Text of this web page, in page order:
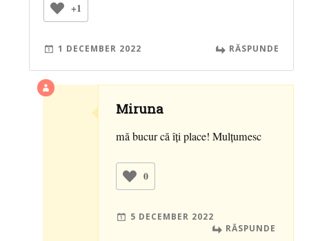
+1
1 DECEMBER 2022 RĂSPUNDE
Miruna
mă bucur că îți place! Mulțumesc
0
5 DECEMBER 2022
RĂSPUNDE